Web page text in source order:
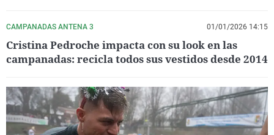
CAMPANADAS ANTENA 3 01/01/2026 14:15
Cristina Pedroche impacta con su look en las
campanadas: recicla todos sus vestidos desde 2014